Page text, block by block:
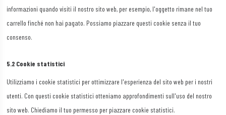
informazioni quando visiti il nostro sito web, per esempio, l'oggetto rimane nel tuo
carrello finché non hai pagato. Possiamo piazzare questi cookie senza il tuo
consenso.
5.2 Cookie statistici
Utilizziamo i cookie statistici per ottimizzare l'esperienza del sito web per i nostri
utenti. Con questi cookie statistici otteniamo approfondimenti sull'uso del nostro
sito web. Chiediamo il tuo permesso per piazzare cookie statistici.